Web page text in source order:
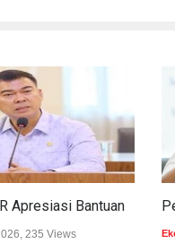
235 Views